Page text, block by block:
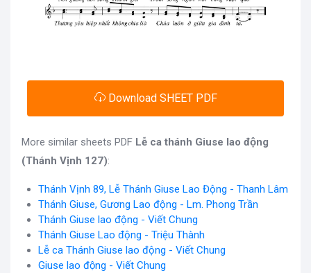
Download SHEET PDF
More similar sheets PDF Lễ ca thánh Giuse lao động
(Thánh Vịnh 127):
Thánh Vịnh 89, Lễ Thánh Giuse Lao Động - Thanh Lâm
Thánh Giuse, Gương Lao động - Lm. Phong Trần
Thánh Giuse lao động - Viết Chung
Thánh Giuse Lao động - Triệu Thành
Lễ ca Thánh Giuse lao động - Viết Chung
Giuse lao động - Viết Chung